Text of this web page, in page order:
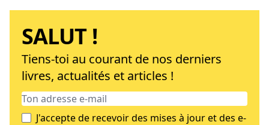
SALUT !
Tiens-toi au courant de nos derniers
livres, actualités et articles !
J'accepte de recevoir des mises à jour et des e-